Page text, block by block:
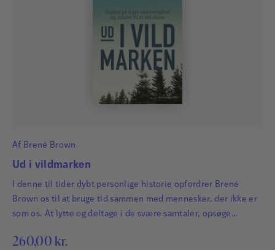
Af Brené Brown
Ud i vildmarken
I denne til tider dybt personlige historie opfordrer Brené
Brown os til at bruge tid sammen med mennesker, der ikke er
som os. At lytte og deltage i de svære samtaler, opsøge
forsvarsposition.
260,00 kr.